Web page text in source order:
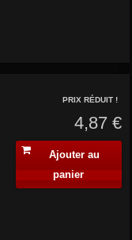
PRIX RÉDUIT !
4,87 €
Ajouter au
panier